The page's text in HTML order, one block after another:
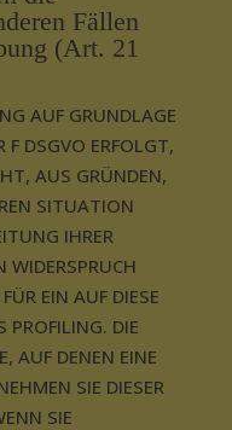
Fällen
(Art. 21
AUF GRUNDLAGE
DSGVO ERFOLGT,
AUS GRÜNDEN,
SITUATION
IHRER
WIDERSPRUCH
EIN AUF DIESE
PROFILING. DIE
AUF DENEN EINE
SIE DIESER
SIE